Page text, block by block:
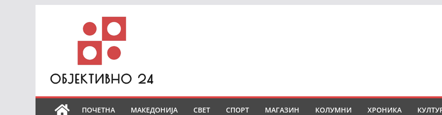
ПОЧЕТНА МАКЕДОНИЈА СВЕТ СПОРТ МАГАЗИН КОЛУМНИ ХРОНИКА